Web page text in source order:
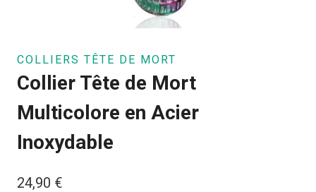
COLLIERS TÊTE DE MORT
Collier Tête de Mort
Multicolore en Acier
Inoxydable
24,90 €